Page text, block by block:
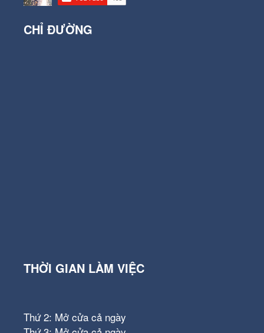
CHỈ ĐƯỜNG
THỜI GIAN LÀM VIỆC
Thứ 2: Mở cửa cả ngày